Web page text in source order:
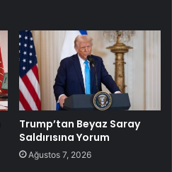
Trump’tan Beyaz Saray
Saldırısına Yorum
Ağustos 7, 2026